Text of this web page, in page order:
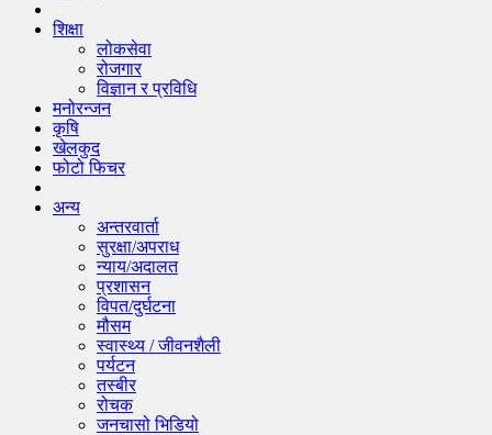
शिक्षा
लोकसेवा
रोजगार
विज्ञान र प्रविधि
मनोरन्जन
कृषि
खेलकुद
फोटो फिचर
अन्य
अन्तरवार्ता
सुरक्षा/अपराध
न्याय/अदालत
प्रशासन
विपत/दुर्घटना
मौसम
स्वास्थ्य / जीवनशैली
पर्यटन
तस्बीर
रोचक
जनचासो भिडियो